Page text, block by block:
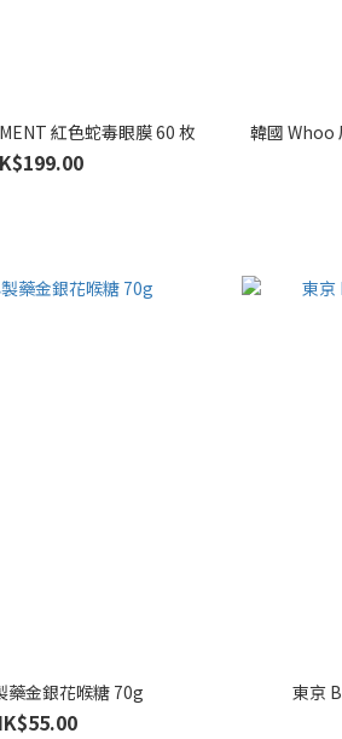
紅色蛇毒眼膜 60 枚
韓國 Whoo
藥金銀花喉糖 70g 東京